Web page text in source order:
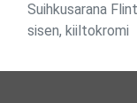
Suihkusarana
sisen, kiiltokromi